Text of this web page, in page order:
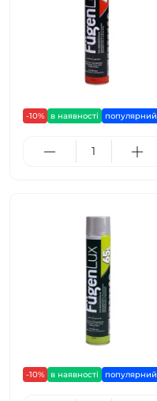
-10% в наявності популярний
-10% в наявності популярний